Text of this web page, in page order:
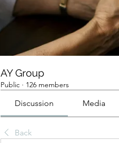
AY Group
Public · 126 members
Discussion Media
Back